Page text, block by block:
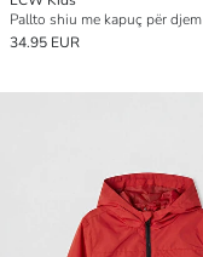
Pallto shiu me kapuç për djem
34.95 EUR